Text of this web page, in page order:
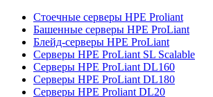
Стоечные серверы HPE Proliant
Башенные серверы HPE ProLiant
Блейд-серверы HPE ProLiant
Серверы HPE ProLiant SL Scalable
Серверы HPE ProLiant DL160
Серверы HPE ProLiant DL180
Серверы HPE Proliant DL20